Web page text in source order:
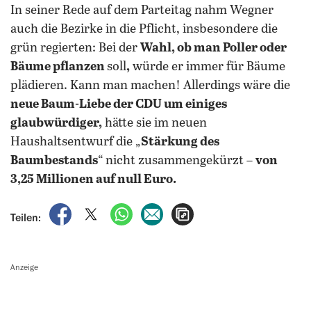
In seiner Rede auf dem Parteitag nahm Wegner
auch die Bezirke in die Pflicht, insbesondere die
grün regierten: Bei der Wahl, ob man Poller oder
Bäume pflanzensoll, würde er immer für Bäume
plädieren. Kann man machen! Allerdings wäre die
neue Baum-Liebe der CDU um einiges
glaubwürdiger, hätte sie im neuen
Haushaltsentwurf die „Stärkung des
Baumbestands“ nicht zusammengekürzt – von
3,25 Millionen auf null Euro.
Teilen:
auf Facebook teilen
auf X teilenper WhatsApp teilen
per E-Mail teilen
Anzeige